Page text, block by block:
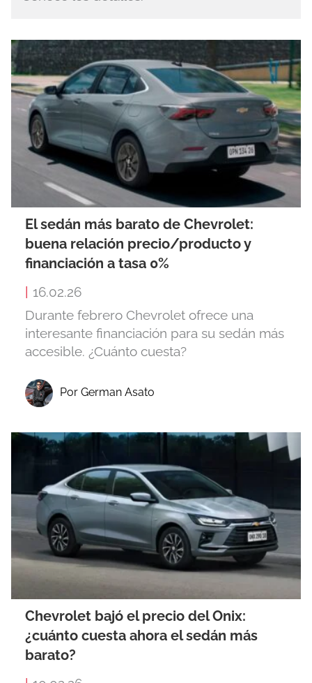
El sedán más barato de Chevrolet:
buena relación precio/producto y
financiación a tasa 0%
| 16.02.26
Durante febrero Chevrolet ofrece una
interesante financiación para su sedán más
accesible. ¿Cuánto cuesta?
Por German Asato
Chevrolet bajó el precio del Onix:
¿cuánto cuesta ahora el sedán más
barato?